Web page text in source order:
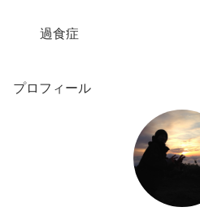
過食症
プロフィール